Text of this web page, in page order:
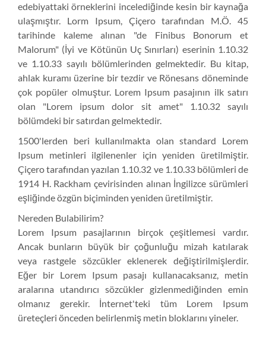
edebiyattaki örneklerini incelediğinde kesin bir kaynağa
ulaşmıştır. Lorm Ipsum, Çiçero tarafından M.Ö. 45
tarihinde kaleme alınan "de Finibus Bonorum et
Malorum" (İyi ve Kötünün Uç Sınırları) eserinin 1.10.32
ve 1.10.33 sayılı bölümlerinden gelmektedir. Bu kitap,
ahlak kuramı üzerine bir tezdir ve Rönesans döneminde
çok popüler olmuştur. Lorem Ipsum pasajının ilk satırı
olan "Lorem ipsum dolor sit amet" 1.10.32 sayılı
bölümdeki bir satırdan gelmektedir.
1500'lerden beri kullanılmakta olan standard Lorem
Ipsum metinleri ilgilenenler için yeniden üretilmiştir.
Çiçero tarafından yazılan 1.10.32 ve 1.10.33 bölümleri de
1914 H. Rackham çevirisinden alınan İngilizce sürümleri
eşliğinde özgün biçiminden yeniden üretilmiştir.
Nereden Bulabilirim?
Lorem Ipsum pasajlarının birçok çeşitlemesi vardır.
Ancak bunların büyük bir çoğunluğu mizah katılarak
veya rastgele sözcükler eklenerek değiştirilmişlerdir.
Eğer bir Lorem Ipsum pasajı kullanacaksanız, metin
aralarına utandırıcı sözcükler gizlenmediğinden emin
olmanız gerekir. İnternet'teki tüm Lorem Ipsum
üreteçleri önceden belirlenmiş metin bloklarını yineler.